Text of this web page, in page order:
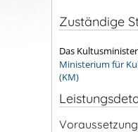
Zuständige
Das
Ministerium für
(KM)